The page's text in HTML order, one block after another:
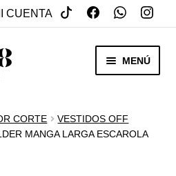
CUENTA
MENÚ
CORTE
VESTIDOS OFF
MANGA LARGA ESCAROLA